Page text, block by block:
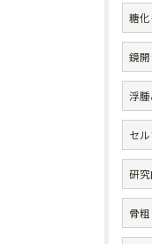
糖
鏡開
浮
セ
研
骨